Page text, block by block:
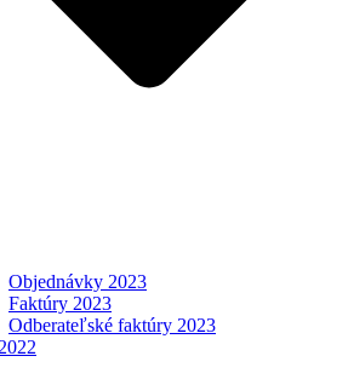
Objednávky 2023
Faktúry 2023
Odberateľské faktúry 2023